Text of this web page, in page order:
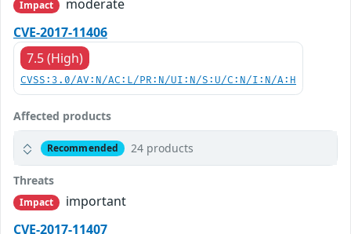
Impact
moderate
CVE-2017-11406
7.5 (High)
CVSS:3.0/AV:N/AC:L/PR:N/UI:N/S:U/C:N/I:N/A:H
Affected products
Recommended 24 products
Threats
Impact
important
CVE-2017-11407